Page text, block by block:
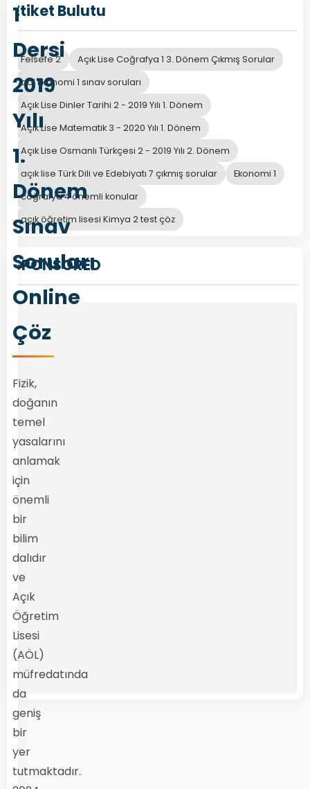
1
Dersi
2019
Yılı
1.
Dönem
Sınav
Soruları
Online
Çöz
Fizik,
doğanın
temel
yasalarını
anlamak
için
önemli
bir
bilim
dalıdır
ve
Açık
Öğretim
Lisesi
(AÖL)
müfredatında
da
geniş
bir
yer
tutmaktadır.
Etiket Bulutu
Felsefe 2
Açık Lise Coğrafya 1 3. Dönem Çıkmış Sorular
aöl Ekonomi 1 sınav soruları
Açık Lise Dinler Tarihi 2 - 2019 Yılı 1. Dönem
Açık Lise Matematik 3 - 2020 Yılı 1. Dönem
Açık Lise Osmanlı Türkçesi 2 - 2019 Yılı 2. Dönem
açık lise Türk Dili ve Edebiyatı 7 çıkmış sorular
Ekonomi 1
coğrafya 4 önemli konular
açık öğretim lisesi Kimya 2 test çöz
SPONSORED